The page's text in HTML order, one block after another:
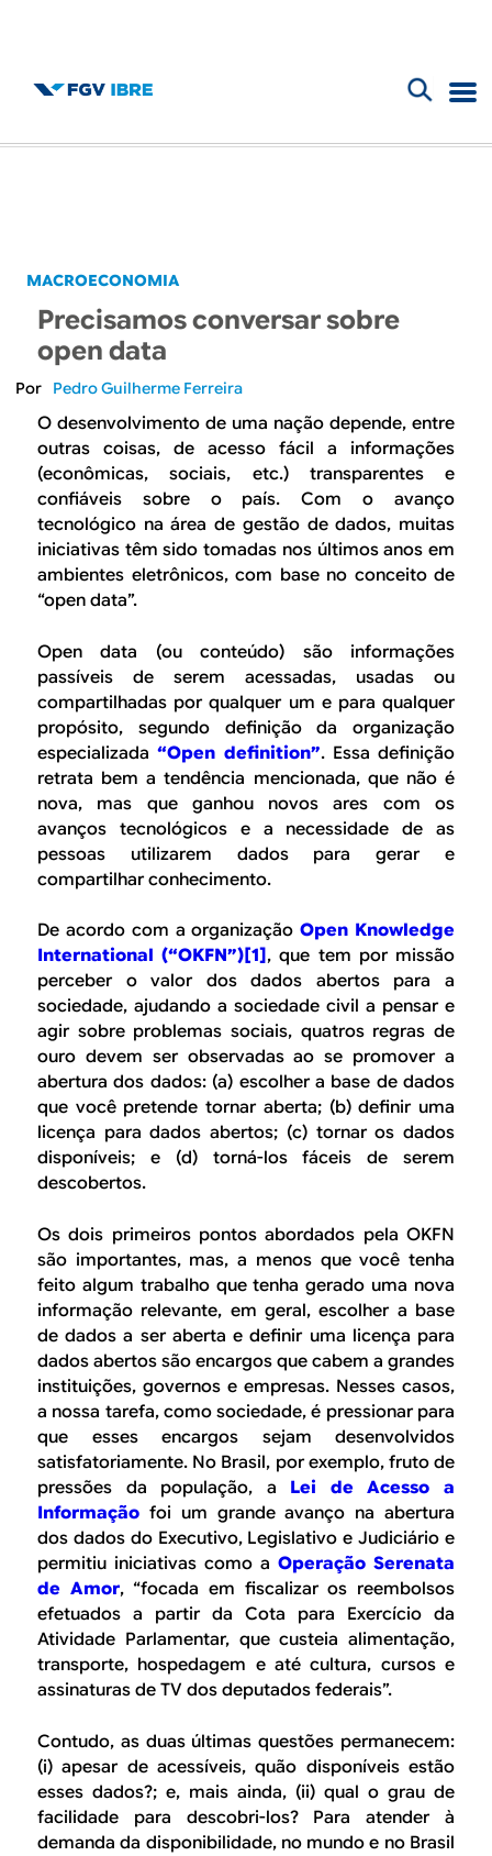
B
g
o
B
o
r
i
o
d
e
b
s
c
a
MACROECONOMIA
Precisamos conversar sobre
open data
Pedro Guilherme Ferreira
O desenvolvimento de uma nação depende, entre
outras coisas, de acesso fácil a informações
(econômicas, sociais, etc.) transparentes e
confiáveis sobre o país. Com o avanço
tecnológico na área de gestão de dados, muitas
iniciativas têm sido tomadas nos últimos anos em
ambientes eletrônicos, com base no conceito de
“open data”.
Open data (ou conteúdo) são informações
passíveis de serem acessadas, usadas ou
compartilhadas por qualquer um e para qualquer
propósito, segundo definição da organização
especializada“Open definition”. Essa definição
retrata bem a tendência mencionada, que não é
nova, mas que ganhou novos ares com os
avanços tecnológicos e a necessidade de as
pessoas utilizarem dados para gerar e
compartilhar conhecimento.
De acordo com a organizaçãoOpen Knowledge
International (“OKFN”) [1] , que tem por missão
perceber o valor dos dados abertos para a
sociedade, ajudando a sociedade civil a pensar e
agir sobre problemas sociais, quatros regras de
ouro devem ser observadas ao se promover a
abertura dos dados: (a) escolher a base de dados
que você pretende tornar aberta; (b) definir uma
licença para dados abertos; (c) tornar os dados
disponíveis; e (d) torná-los fáceis de serem
descobertos.
Os dois primeiros pontos abordados pela OKFN
são importantes, mas, a menos que você tenha
feito algum trabalho que tenha gerado uma nova
informação relevante, em geral, escolher a base
de dados a ser aberta e definir uma licença para
dados abertos são encargos que cabem a grandes
instituições, governos e empresas. Nesses casos,
a nossa tarefa, como sociedade, é pressionar para
que esses encargos sejam desenvolvidos
satisfatoriamente. No Brasil, por exemplo, fruto de
pressões da população, a Lei de Acesso a
Informação foi um grande avanço na abertura
dos dados do Executivo, Legislativo e Judiciário e
permitiu iniciativas como a Operação Serenata
de Amor, “focada em fiscalizar os reembolsos
efetuados a partir da Cota para Exercício da
Atividade Parlamentar, que custeia alimentação,
transporte, hospedagem e até cultura, cursos e
assinaturas de TV dos deputados federais”.
Contudo, as duas últimas questões permanecem:
(i) apesar de acessíveis, quão disponíveis estão
esses dados?; e, mais ainda, (ii) qual o grau de
facilidade para descobri-los? Para atender à
demanda da disponibilidade, no mundo e no Brasil